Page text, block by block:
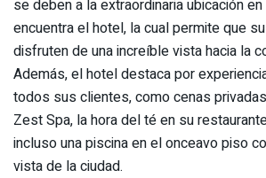
se deben a la extraordinaria ubicación
encuentra el hotel, la cual permite que
disfruten de una increíble vista hacia la
Además, el hotel destaca por
todos sus clientes, como cenas
Zest Spa, la hora del té en su
incluso una piscina en el onceavo piso
vista de la ciudad.